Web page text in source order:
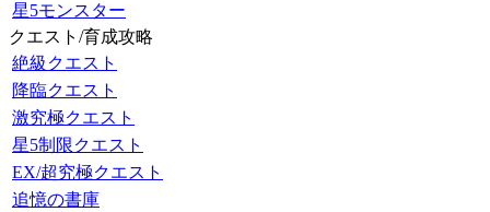
星5モンスター
クエスト/育成攻略
絶級クエスト
降臨クエスト
激究極クエスト
星5制限クエスト
EX/超究極クエスト
追憶の書庫